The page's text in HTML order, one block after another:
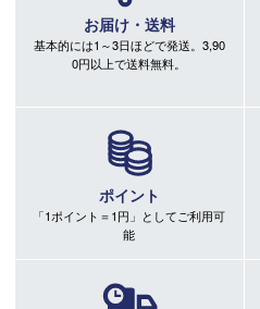
お届け・送料
基本的には1～3日ほどで発送。3,90
0円以上で送料無料。
ポイント
「1ポイント＝1円」としてご利用可
能